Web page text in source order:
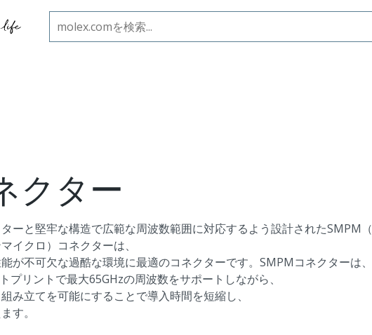
コネクター
クター
ーと堅牢な構造で広範な周波数範囲に対応するよう設計されたSMPM（
イクロ）コネクターは、
が不可欠な過酷な環境に最適のコネクターです。SMPMコネクターは、
プリントで最大65GHzの周波数をサポートしながら、
み立てを可能にすることで導入時間を短縮し、
す。